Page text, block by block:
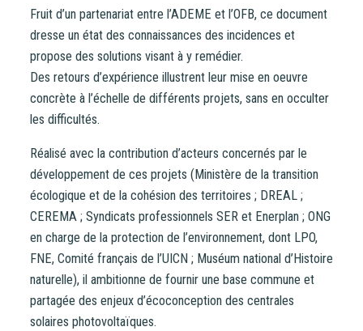
Fruit d’un partenariat entre l’ADEME et l’OFB, ce document
dresse un état des connaissances des incidences et
propose des solutions visant à y remédier.
Des retours d’expérience illustrent leur mise en oeuvre
concrète à l’échelle de différents projets, sans en occulter
les difficultés.
Réalisé avec la contribution d’acteurs concernés par le
développement de ces projets (Ministère de la transition
écologique et de la cohésion des territoires ; DREAL ;
CEREMA ; Syndicats professionnels SER et Enerplan ; ONG
en charge de la protection de l’environnement, dont LPO,
FNE, Comité français de l’UICN ; Muséum national d’Histoire
naturelle), il ambitionne de fournir une base commune et
partagée des enjeux d’écoconception des centrales
solaires photovoltaïques.
validation par nos instances avant d’être effective.
contactez-nous